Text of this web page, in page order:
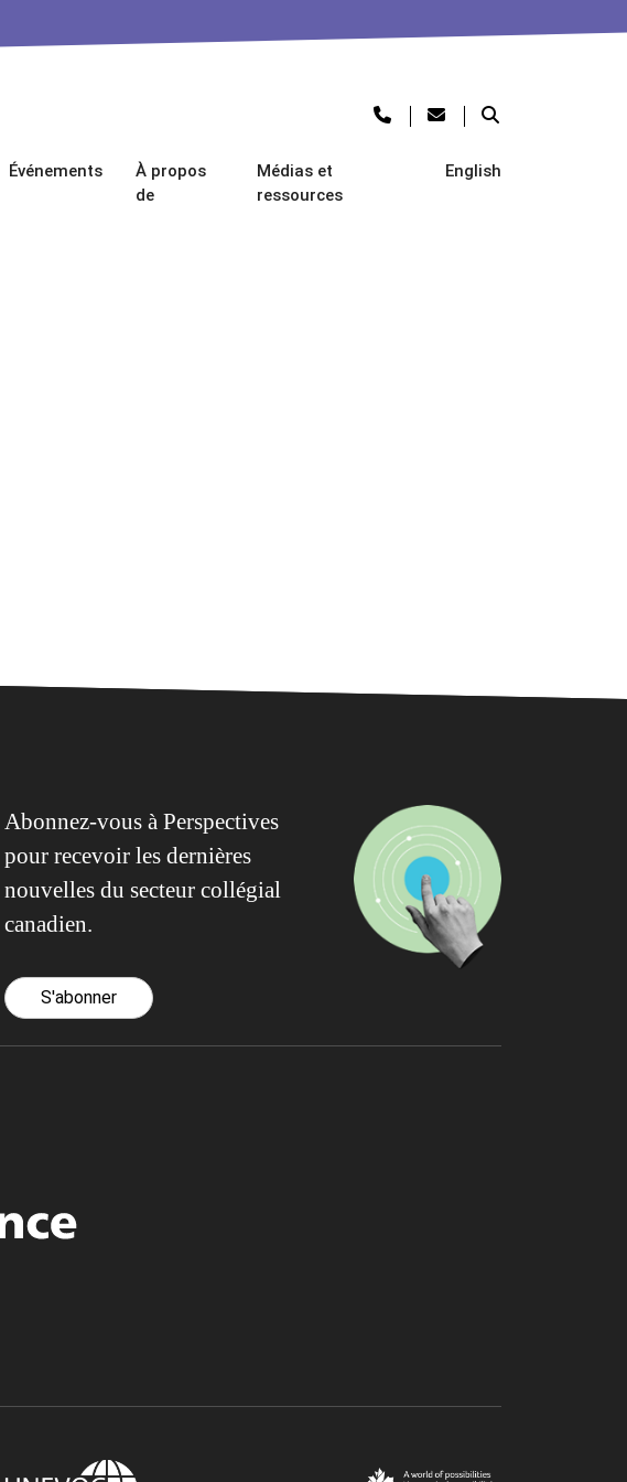
Événements
À propos
de
Médias et
ressources
English
Abonnez-vous à Perspectives
pour recevoir les dernières
nouvelles du secteur collégial
canadien.
S'abonner